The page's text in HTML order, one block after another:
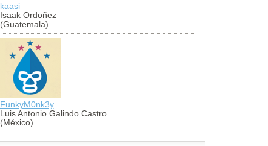
kaasi
Isaak Ordoñez
(Guatemala)
FunkyM0nk3y
Luis Antonio Galindo Castro
(México)